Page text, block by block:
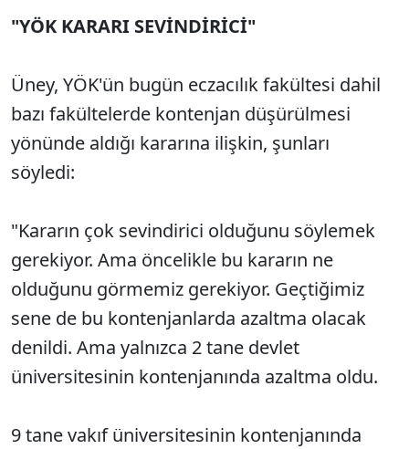
"YÖK KARARI SEVİNDİRİCİ"
Üney, YÖK'ün bugün eczacılık fakültesi dahil
bazı fakültelerde kontenjan düşürülmesi
yönünde aldığı kararına ilişkin, şunları
söyledi:
"Kararın çok sevindirici olduğunu söylemek
gerekiyor. Ama öncelikle bu kararın ne
olduğunu görmemiz gerekiyor. Geçtiğimiz
sene de bu kontenjanlarda azaltma olacak
denildi. Ama yalnızca 2 tane devlet
üniversitesinin kontenjanında azaltma oldu.
9 tane vakıf üniversitesinin kontenjanında